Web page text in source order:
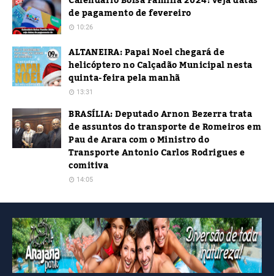
de pagamento de fevereiro
10:26
ALTANEIRA: Papai Noel chegará de
helicóptero no Calçadão Municipal nesta
quinta-feira pela manhã
13:31
BRASÍLIA: Deputado Arnon Bezerra trata
de assuntos do transporte de Romeiros em
Pau de Arara com o Ministro do
Transporte Antonio Carlos Rodrigues e
comitiva
14:05